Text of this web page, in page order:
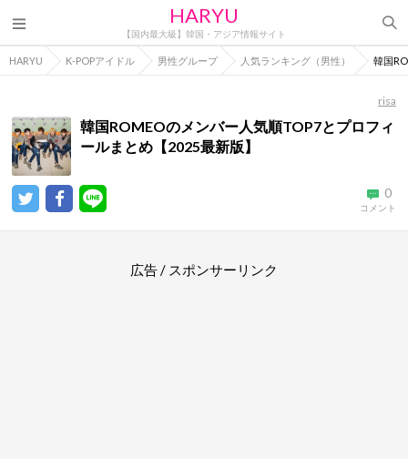
HARYU
【国内最大級】韓国・アジア情報サイト
HARYU K-POPアイドル 男性グループ 人気ランキング（男性） 韓国
risa
韓国ROMEOのメンバー人気順TOP7とプロフィ
ールまとめ【2025最新版】
0
コメント
広告 / スポンサーリンク